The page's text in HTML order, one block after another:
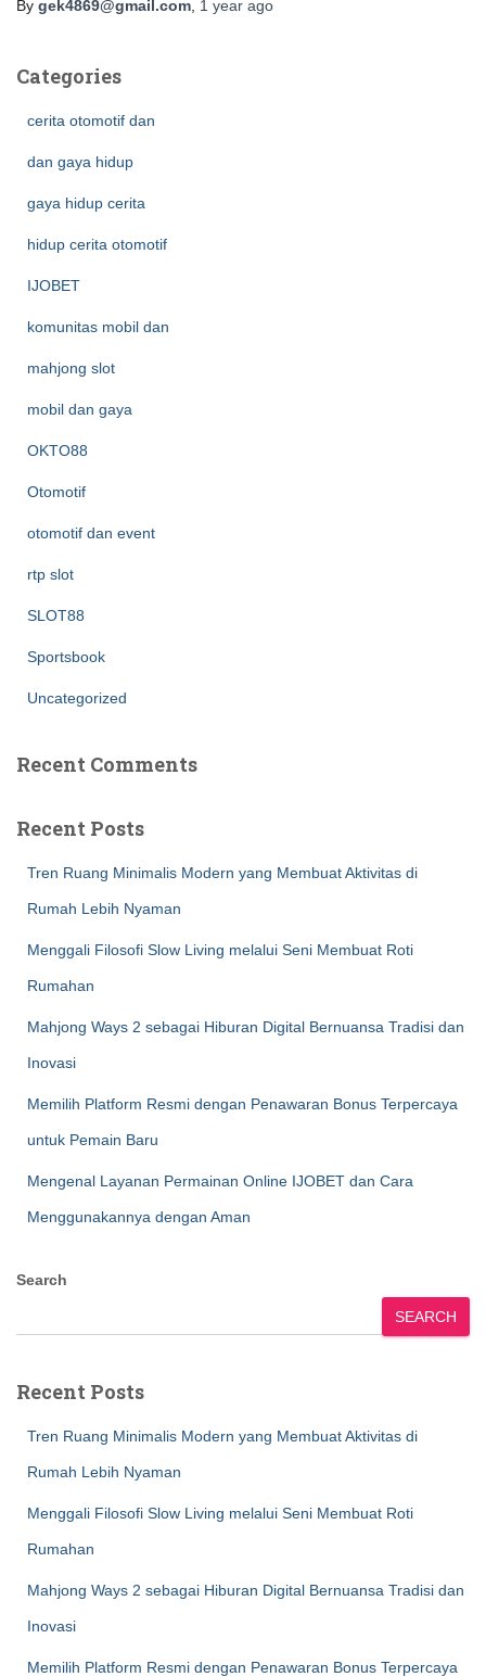
By gek4869@gmail.com 1 year ago
Categories
cerita otomotif dan
dan gaya hidup
gaya hidup cerita
hidup cerita otomotif
IJOBET
komunitas mobil dan
mahjong slot
mobil dan gaya
OKTO88
Otomotif
otomotif dan event
rtp slot
SLOT88
Sportsbook
Uncategorized
Recent Comments
Recent Posts
Tren Ruang Minimalis Modern yang Membuat Aktivitas di
Rumah Lebih Nyaman
Menggali Filosofi Slow Living melalui Seni Membuat Roti
Rumahan
Mahjong Ways 2 sebagai Hiburan Digital Bernuansa Tradisi dan
Inovasi
Memilih Platform Resmi dengan Penawaran Bonus Terpercaya
untuk Pemain Baru
Mengenal Layanan Permainan Online IJOBET dan Cara
Menggunakannya dengan Aman
Search
SEARCH
Recent Posts
Tren Ruang Minimalis Modern yang Membuat Aktivitas di
Rumah Lebih Nyaman
Menggali Filosofi Slow Living melalui Seni Membuat Roti
Rumahan
Mahjong Ways 2 sebagai Hiburan Digital Bernuansa Tradisi dan
Inovasi
Memilih Platform Resmi dengan Penawaran Bonus Terpercaya